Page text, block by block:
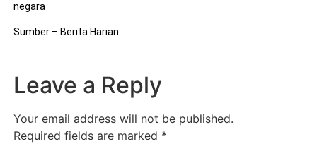
negara
Sumber – Berita Harian
Leave a Reply
Your email address will not be published.
Required fields are marked *